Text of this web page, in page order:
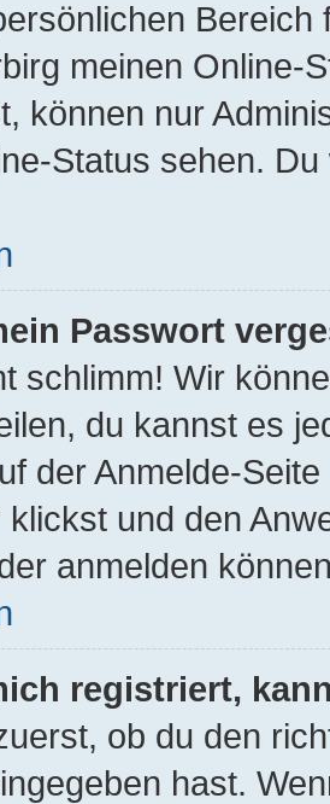
meinen Online-
können nur
Status sehen.
Passwort
schlimm! Wir
du kannst es
der Anmelde-
klickst und den
anmelden
registriert,
ob du den
hast.